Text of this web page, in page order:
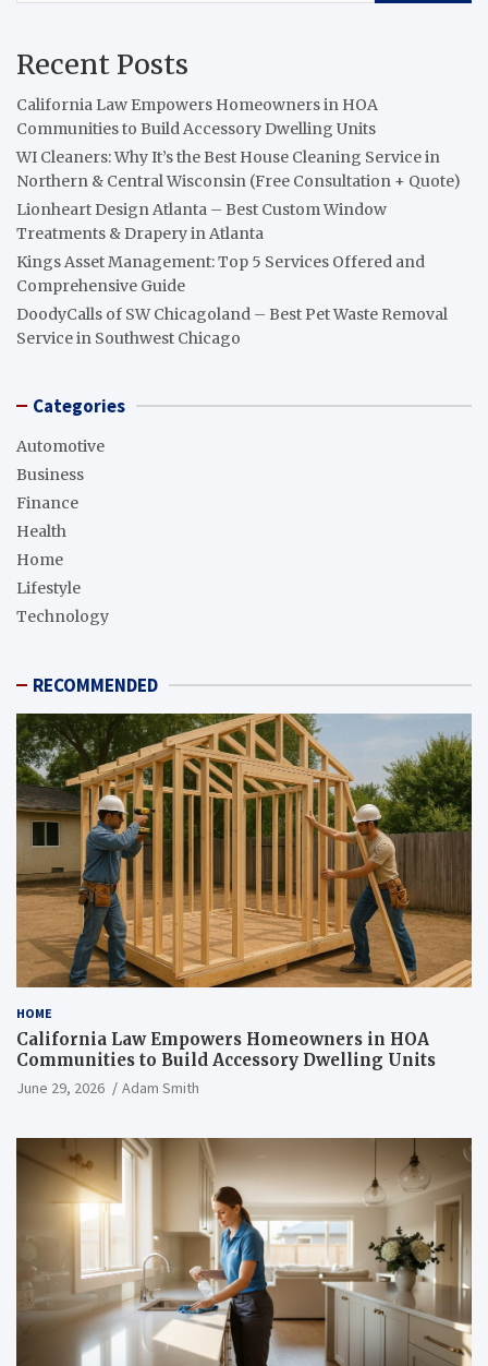
Recent Posts
California Law Empowers Homeowners in HOA
Communities to Build Accessory Dwelling Units
WI Cleaners: Why It’s the Best House Cleaning Service in
Northern & Central Wisconsin (Free Consultation + Quote)
Lionheart Design Atlanta – Best Custom Window
Treatments & Drapery in Atlanta
Kings Asset Management: Top 5 Services Offered and
Comprehensive Guide
DoodyCalls of SW Chicagoland – Best Pet Waste Removal
Service in Southwest Chicago
Categories
Automotive
Business
Finance
Health
Home
Lifestyle
Technology
RECOMMENDED
HOME
California Law Empowers Homeowners in HOA
Communities to Build Accessory Dwelling Units
June 29, 2026 Adam Smith